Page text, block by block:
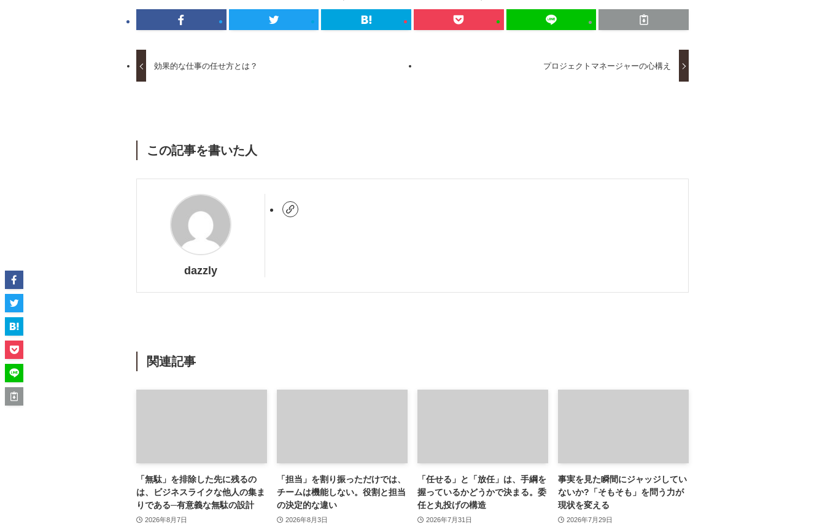
効果的な仕事の任せ方とは？ プロジェクトマネージャーの心構え
この記事を書いた人
dazzly
関連記事
「無駄」を排除した先に残るの
は、ビジネスライクな他人の集ま
りである─有意義な無駄の設計
2026年8月7日
「担当」を割り振っただけでは、
チームは機能しない。役割と担当
の決定的な違い
2026年8月3日
「任せる」と「放任」は、手綱を
握っているかどうかで決まる。委
任と丸投げの構造
2026年7月31日
事実を見た瞬間にジャッジしてい
ないか?「そもそも」を問う力が
現状を変える
2026年7月29日